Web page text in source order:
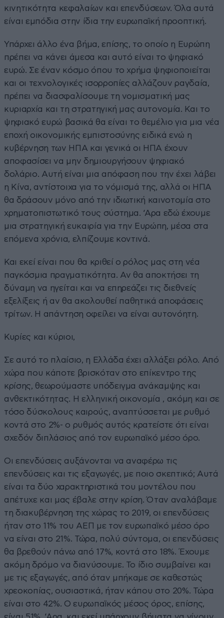
κινητικότητα κεφαλαίων και επενδύσεων. Όλα αυτά
είναι εμπόδια στην ίδια την ευρωπαϊκή προοπτική.
Υπάρχει άλλο ένα βήμα, επίσης, το οποίο η Ευρώπη
πρέπει να κάνει άμεσα και αυτό είναι το ψηφιακό
ευρώ. Σε έναν κόσμο όπου το χρήμα ψηφιοποιείται
και οι τεχνολογικές ισορροπίες αλλάζουν ραγδαία,
πρέπει να διασφαλίσουμε τη νομισματική μας
κυριαρχία και τη στρατηγική μας αυτονομία. Και το
ψηφιακό ευρώ βασικά θα είναι το θεμέλιο για μια νέα
εποχή οικονομικής εμπιστοσύνης ειδικά ενώ η
κυβέρνηση των ΗΠΑ και γενικά οι ΗΠΑ έχουν
αποφασίσει να μην δημιουργήσουν ψηφιακό
δολάριο. Αυτή είναι μια απόφαση που την έχει λάβει
η Κίνα, αντίστοιχα για το νόμισμά της, αλλά οι ΗΠΑ
θα δράσουν μόνο από την ιδιωτική καινοτομία στο
χρηματοπιστωτικό τους σύστημα. ‘Αρα εδώ έχουμε
μια στρατηγική ευκαιρία για την Ευρώπη, μέσα στα
επόμενα χρόνια, ελπίζουμε κοντινά.
Και εκεί είναι που θα κριθεί ο ρόλος μας στη νέα
παγκόσμια πραγματικότητα. Αν θα αποκτήσει τη
δύναμη να ηγείται και να επηρεάζει τις διεθνείς
εξελίξεις ή αν θα ακολουθεί παθητικά αποφάσεις
τρίτων. Η απάντηση οφείλει να είναι αυτονόητη.
Κυρίες και κύριοι,
Σε αυτό το πλαίσιο, η Ελλάδα έχει αλλάξει ρόλο. Από
χώρα που κάποτε βρισκόταν στο επίκεντρο της
κρίσης, θεωρούμαστε υπόδειγμα ανάκαμψης και
ανθεκτικότητας. Η ελληνική οικονομία , ακόμη και σε
τόσο δύσκολους καιρούς, αναπτύσσεται με ρυθμό
κοντά στο 2%- ο ρυθμός αυτός κρατείστε ότι είναι
σχεδόν διπλάσιος από τον ευρωπαϊκό μέσο όρο.
Οι επενδύσεις αυξάνονται να αναφέρω τις
επενδύσεις και τις εξαγωγές, με ποιο σκεπτικό; Αυτά
είναι τα δύο χαρακτηριστικά του μοντέλου που
απέτυχε και μας έβαλε στην κρίση. Όταν αναλάβαμε
τη διακυβέρνηση της χώρας το 2019, οι επενδύσεις
ήταν στο 11% του ΑΕΠ με τον ευρωπαϊκό μέσο όρο
να είναι στο 21%. Τώρα, πολύ σύντομα, οι επενδύσεις
θα βρεθούν πάνω από 17%, κοντά στο 18%. Έχουμε
ακόμη δρόμο να διανύσουμε. Το ίδιο συμβαίνει και
με τις εξαγωγές, από όταν μπήκαμε σε καθεστώς
χρεοκοπίας, ουσιαστικά, ήταν κάπου στο 20%. Τώρα
είναι στο 42%. Ο ευρωπαϊκός μέσος όρος, επίσης,